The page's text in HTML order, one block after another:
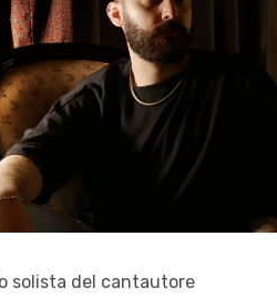
solista del cantautore